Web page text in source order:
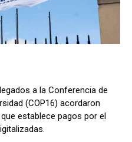
a la Conferencia de
(COP16) acordaron
establece pagos por el